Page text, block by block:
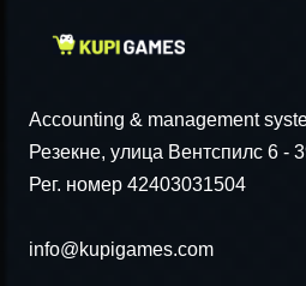
Accounting & management
Резекне, улица Вентспилс 6 -
Рег. номер 42403031504
info@kupigames.com